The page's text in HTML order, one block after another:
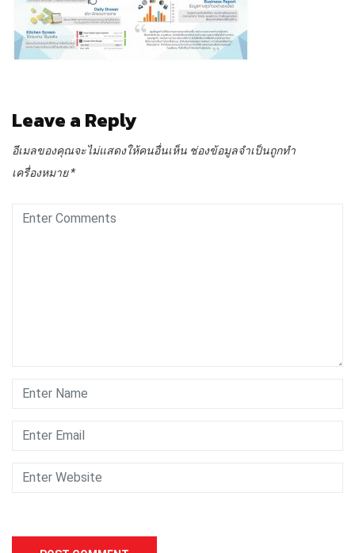
Leave a Reply
อีเมลของคุณจะไม่แสดงให้คนอื่นเห็น ช่องข้อมูลจำเป็นถูกทำ
เครื่องหมาย*